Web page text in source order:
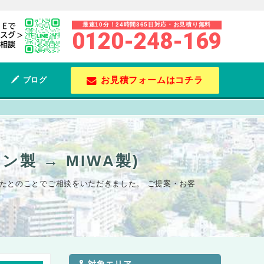
最速10分！24時間365日対応・お見積り無料
0120-248-169
ブログ お見積フォームはコチラ
ン製 → MIWA製)
のことでご相談をいただきました。 ご提案・お客